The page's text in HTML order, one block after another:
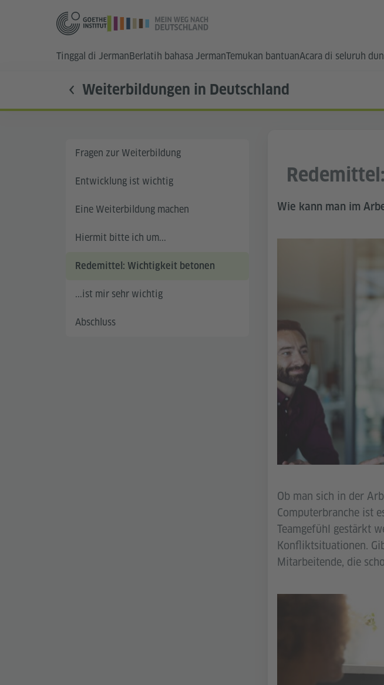
Tinggal di JermanBerlatih bahasa JermanTemukan bantuanAcara di seluruh
Weiterbildungen in Deutschland
Fragen zur Weiterbildung
Entwicklung ist wichtig
Eine Weiterbildung machen
Hiermit bitte ich um...
Redemittel: Wichtigkeit betonen
...ist mir sehr wichtig
Abschluss
Wie kann man im
Ob man sich in der
Computerbranche ist
Teamgefühl gestärkt
Konfliktsituationen.
Mitarbeitende, die